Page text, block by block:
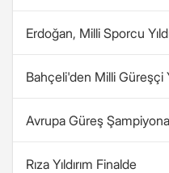
Erdoğan, Milli Sporcu
Bahçeli'den Milli Güreşçi
Avrupa Güreş
Rıza Yıldırım Finalde